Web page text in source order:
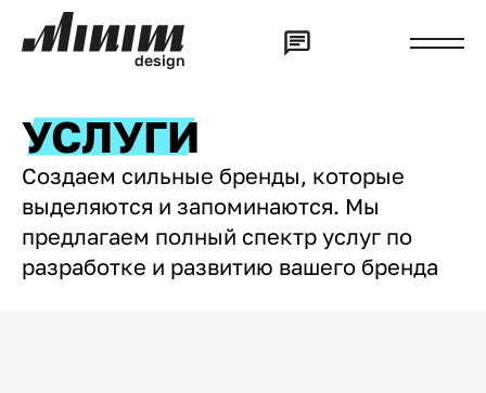
design
УСЛУГИ
Создаем сильные бренды, которые
выделяются и запоминаются. Мы
предлагаем полный спектр услуг по
разработке и развитию вашего бренда